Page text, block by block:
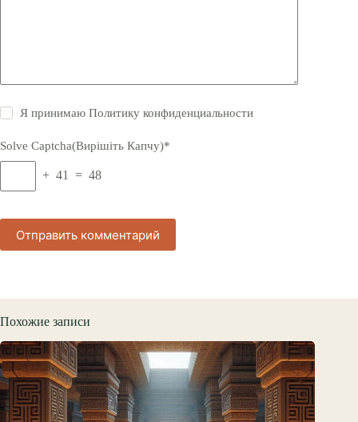
Я принимаюПолитику конфиденциальности
Solve Captcha(Вирішіть Капчу)*
+ 41 = 48
Отправить комментарий
Похожие записи